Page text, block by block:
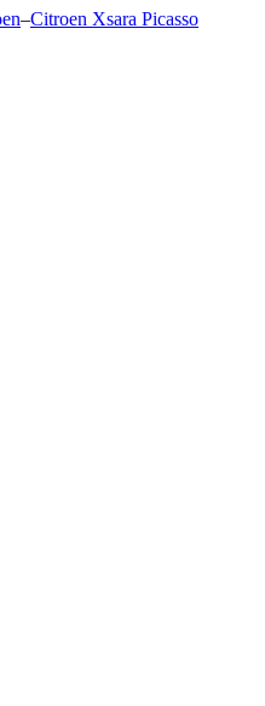
–Citroen Xsаrа Picasso